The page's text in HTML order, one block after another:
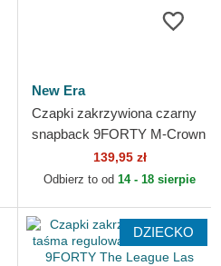
New Era
Czapki zakrzywiona czarny
snapback 9FORTY M-Crown
Team Las Vegas Raiders
NFL New Era
139,95 zł
Odbierz to od 14 - 18 sierpie
DZIECKO